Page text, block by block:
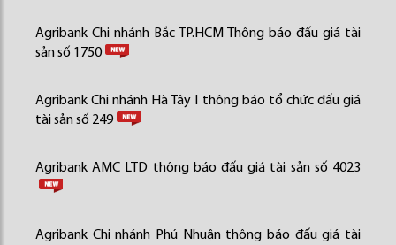
Agribank Chi nhánh Bắc TP.HCM Thông báo đấu giá tài
sản số 1750
Agribank Chi nhánh Hà Tây I thông báo tổ chức đấu giá
tài sản số 249
Agribank AMC LTD thông báo đấu giá tài sản số 4023
Agribank Chi nhánh Phú Nhuận thông báo đấu giá tài